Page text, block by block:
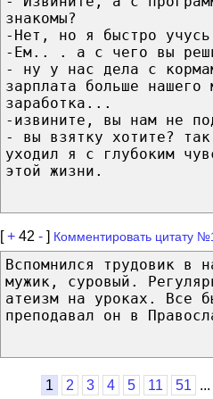
знакомы?
-Нет, но я быстро
-Ем.. . а с чего вы
- ну у нас дела с
зарплата больше нашего
заработка...
-извините, вы нам не
- вы взятку хотите?
уходил я с глубоким
этой жизни.
[+ 42 - ] Комментировать цитату
Вспомнился трудовик в
мужик, суровый.
атеизм на уроках. Все
преподавал он в
1 2 3 4 5 11 51 ...